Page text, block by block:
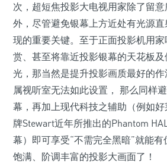
次，超短焦投影大电视用家除了留
外，尽管避免银幕上方近处有光源
现的重要关键。至于正面投影机用
赏、甚至将靠近投影银幕的天花板
光，那当然是提升投影画质最好的
属视听室无法如此设置， 那么同样
幕，再加上现代科技之辅助（例如
牌Stewart近年所推出的Phantom
幕）即可享受“不需完全黑暗”就能
饱满、阶调丰富的投影大画面了！